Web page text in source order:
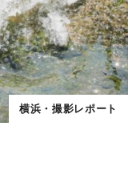
横浜・撮影レポート